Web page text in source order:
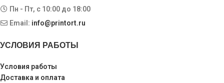
Пн - Пт, с 10:00 до 18:00
Email: info@printort.ru
УСЛОВИЯ РАБОТЫ
Условия работы
Доставка и оплата